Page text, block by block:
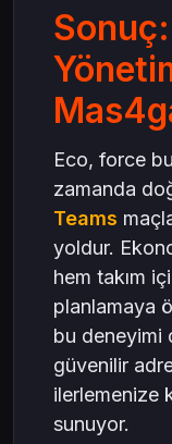
Eco, force
zamanda
Teams
yoldur.
hem takım
planlamaya
bu deneyimi
güvenilir
ilerlemenize
sunuyor.